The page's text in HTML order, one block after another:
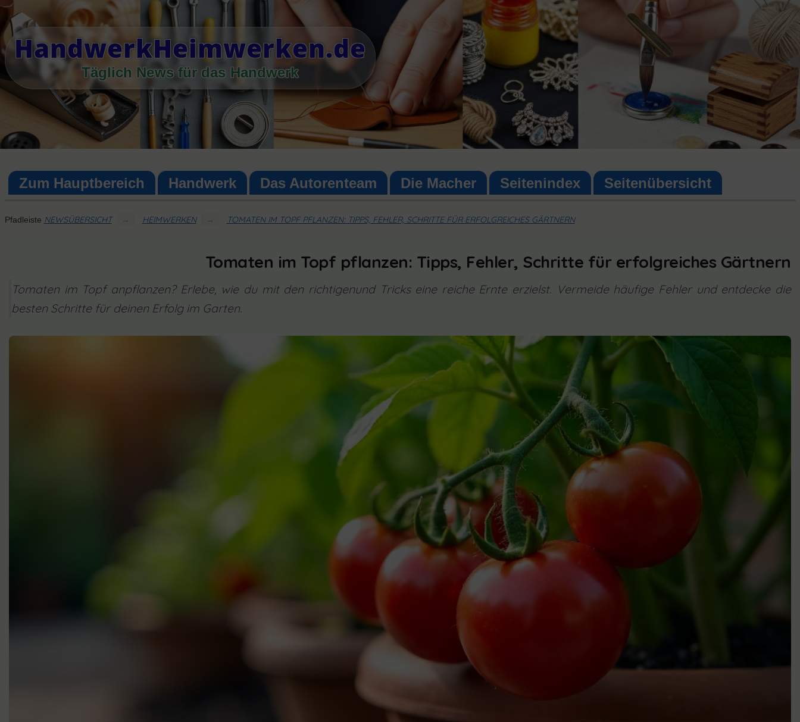
Skip
to
content
HandwerkHeimwerken.de
Täglich News für das Handwerk
Zum Hauptbereich Handwerk Das Autorenteam Die Macher Seitenindex Seitenübersicht
Pfadleiste NEWSÜBERSICHT → HEIMWERKEN → TOMATEN IM TOPF PFLANZEN: TIPPS, FEHLER, SCHRITTE FÜR ERFOLGREICHES GÄRTNERN
Tomaten im Topf pflanzen: Tipps, Fehler, Schritte für erfolgreiches Gärtnern
Tomaten im Topf anpflanzen? Erlebe, wie du mit den richtigenund Tricks eine reiche Ernte erzielst. Vermeide häufige Fehler und entdecke die
besten Schritte für deinen Erfolg im Garten.